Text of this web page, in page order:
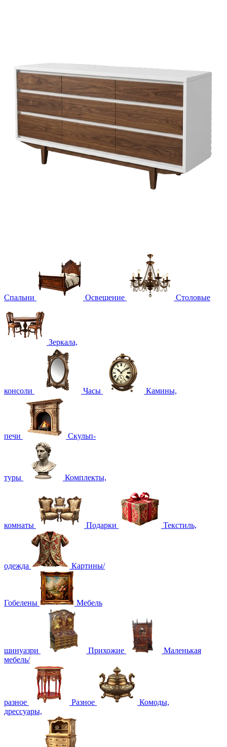
Спальни Освещение Столовые
Зеркала,
консоли Часы Камины,
печи Скульп-
туры Комплекты,
комнаты Подарки Текстиль,
одежда Картины/
Гобелены Мебель
шинуазри Прихожие
Маленькая
мебель/
разное Разное
Комоды,
дрессуары,